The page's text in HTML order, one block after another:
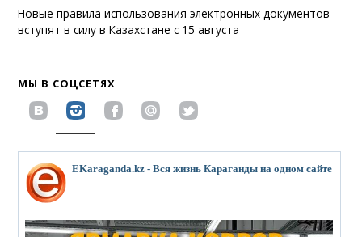
Новые правила использования электронных документов
вступят в силу в Казахстане с 15 августа
МЫ В СОЦСЕТЯХ
EKaraganda.kz - Вся жизнь Караганды на одном сайте